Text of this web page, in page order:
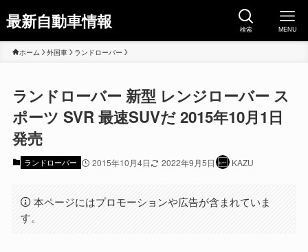
最新自動車情報 検索 MENU
ホーム 外国車 ランドローバー
ランドローバー 新型 レンジローバー ス
ポーツ SVR 最速SUVだ 2015年10月1日
発売
ランドローバー 2015年10月4日 2022年9月5日 KAZU
本ページにはプロモーションや広告が含まれていま
す。